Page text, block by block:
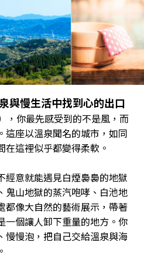
與慢生活中找到心的出口
，你最先感受到的不是風，而
這座以溫泉聞名的城市，如同
這裡似乎都變得柔軟。
經意就能遇見白煙裊裊的地獄
鬼山地獄的蒸汽咆哮、白池地
都像大自然的藝術展示，帶著
一個讓人卸下重量的地方。你
慢慢泡，把自己交給溫泉與海